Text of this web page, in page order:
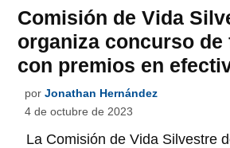
Comisión de Vida
organiza concurso de
con premios en
por Jonathan Hernández
4 de octubre de 2023
La Comisión de Vida Silvestre